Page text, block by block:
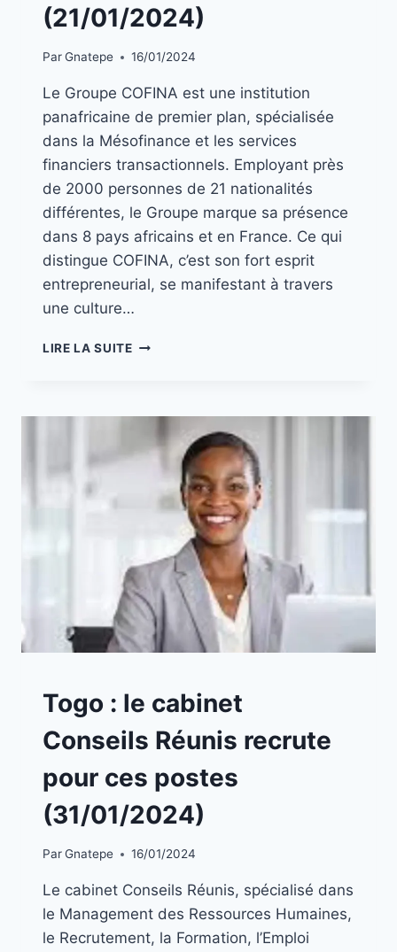
(21/01/2024)
ParGnatepe 16/01/2024
Le Groupe COFINA est une institution
panafricaine de premier plan, spécialisée
dans la Mésofinance et les services
financiers transactionnels. Employant près
de 2000 personnes de 21 nationalités
différentes, le Groupe marque sa présence
dans 8 pays africains et en France. Ce qui
distingue COFINA, c’est son fort esprit
entrepreneurial, se manifestant à travers
une culture…
LIRE LA SUITE
A
LA
|
Togo : le cabinet
Conseils Réunis recrute
pour ces postes
(31/01/2024)
ParGnatepe 16/01/2024
Le cabinet Conseils Réunis, spécialisé dans
le Management des Ressources Humaines,
le Recrutement, la Formation, l’Emploi